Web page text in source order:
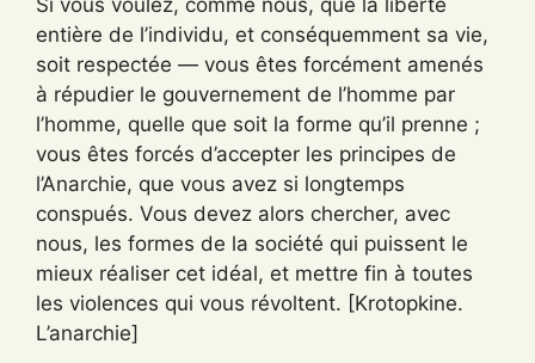
Si vous voulez, comme nous, que la liberté
entière de l’individu, et conséquemment sa vie,
soit respectée — vous êtes forcément amenés
à répudier le gouvernement de l’homme par
l’homme, quelle que soit la forme qu’il prenne ;
vous êtes forcés d’accepter les principes de
l’Anarchie, que vous avez si longtemps
conspués. Vous devez alors chercher, avec
nous, les formes de la société qui puissent le
mieux réaliser cet idéal, et mettre fin à toutes
les violences qui vous révoltent. [Krotopkine.
L’anarchie]